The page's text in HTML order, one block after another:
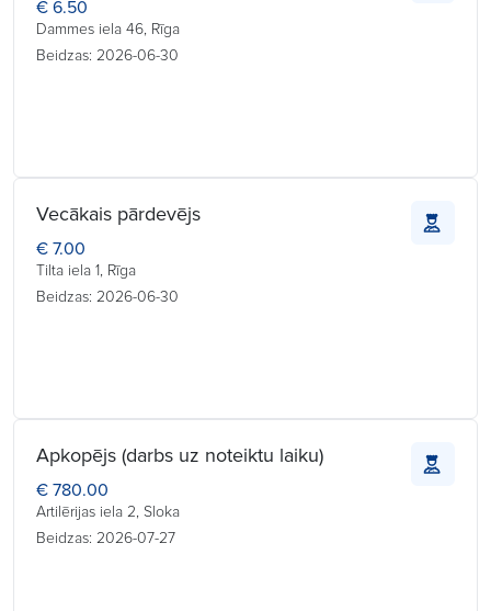
€ 6.50
Dammes iela 46, Rīga
Beidzas: 2026-06-30
Vecākais pārdevējs
€ 7.00
Tilta iela 1, Rīga
Beidzas: 2026-06-30
Apkopējs (darbs uz noteiktu laiku)
€ 780.00
Artilērijas iela 2, Sloka
Beidzas: 2026-07-27